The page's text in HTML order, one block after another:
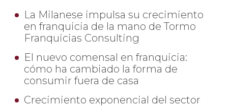
La Milanese impulsa su crecimiento
en franquicia de la mano de Tormo
Franquicias Consulting
El nuevo comensal en franquicia:
cómo ha cambiado la forma de
consumir fuera de casa
Crecimiento exponencial del sector